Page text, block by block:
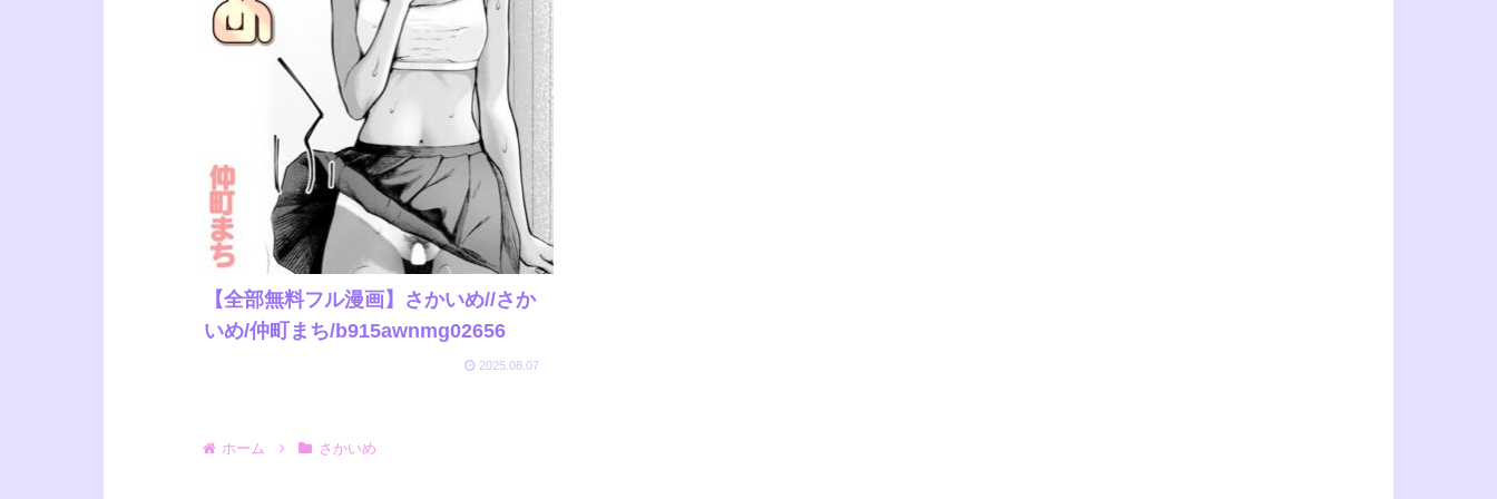
【全部無料フル漫画】さかいめ//さか
いめ/仲町まち/b915awnmg02656
2025.08.07
ホーム さかいめ